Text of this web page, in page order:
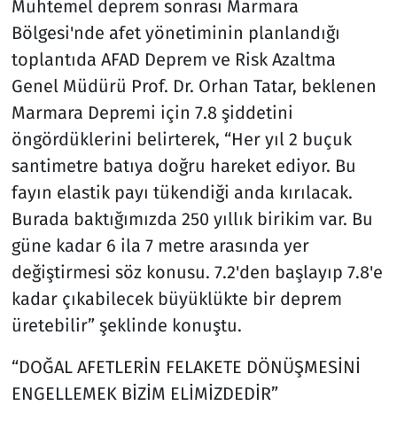
Muhtemel deprem sonrası Marmara
Bölgesi'nde afet yönetiminin planlandığı
toplantıda AFAD Deprem ve Risk Azaltma
Genel Müdürü Prof. Dr. Orhan Tatar, beklenen
Marmara Depremi için 7.8 şiddetini
öngördüklerini belirterek, “Her yıl 2 buçuk
santimetre batıya doğru hareket ediyor. Bu
fayın elastik payı tükendiği anda kırılacak.
Burada baktığımızda 250 yıllık birikim var. Bu
güne kadar 6 ila 7 metre arasında yer
değiştirmesi söz konusu. 7.2'den başlayıp 7.8'e
kadar çıkabilecek büyüklükte bir deprem
üretebilir” şeklinde konuştu.
“DOĞAL AFETLERİN FELAKETE DÖNÜŞMESİNİ
ENGELLEMEK BİZİM ELİMİZDEDİR”
Seçim 2023
Spor
Teknoloji ve Bilim
Televizyon